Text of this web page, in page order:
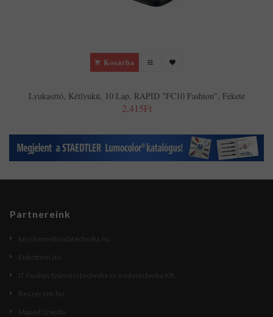
Kosárba
Lyukasztó, Kétlyukú, 10 Lap, RAPID "FC10 Fashion", Fekete
2,415Ft
Partnereink
kecskemetirodatechnika.hu
Etikettem.hu
IT Pavilon Számítástechnika és Irodatechnika Kft.
Beszerzek.hu
Maped Creativ